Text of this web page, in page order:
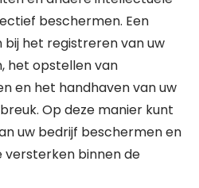
beschermen. Een
het registreren van uw
het opstellen van
en het handhaven van uw
Op deze manier kunt
uw bedrijf beschermen en
binnen de